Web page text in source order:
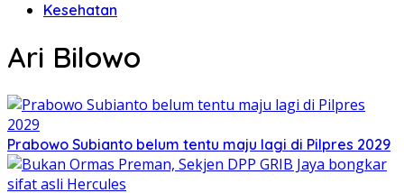
Kesehatan
Ari Bilowo
Prabowo Subianto belum tentu maju lagi di Pilpres 2029